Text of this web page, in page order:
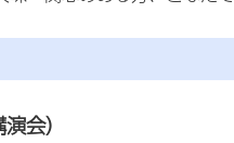
演会）